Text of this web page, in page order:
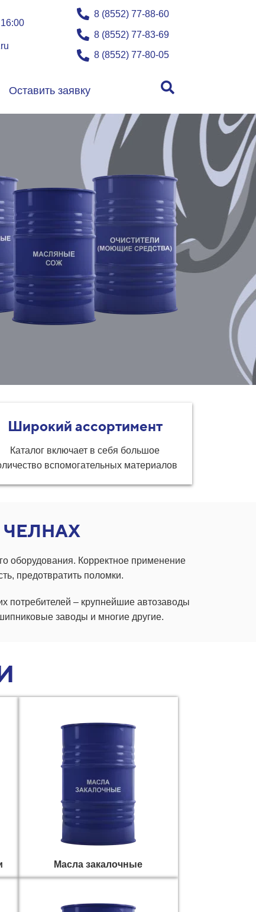
8 (8552) 77-88-60
8 (8552) 77-83-69
8 (8552) 77-80-05
Оставить заявку
Широкий ассортимент
Каталог включает в себя большое
вспомогательных материалов
оборудования. Корректное применение
предотвратить поломки.
потребителей – крупнейшие автозаводы
заводы и многие другие.
Масла закалочные